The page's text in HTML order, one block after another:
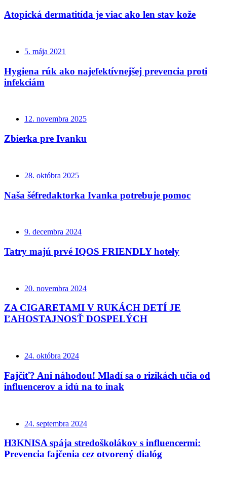
Atopická dermatitída je viac ako len stav kože
5. mája 2021
Hygiena rúk ako najefektívnejšej prevencia proti
infekciám
12. novembra 2025
Zbierka pre Ivanku
28. októbra 2025
Naša šéfredaktorka Ivanka potrebuje pomoc
9. decembra 2024
Tatry majú prvé IQOS FRIENDLY hotely
20. novembra 2024
ZA CIGARETAMI V RUKÁCH DETÍ JE
ĽAHOSTAJNOSŤ DOSPELÝCH
24. októbra 2024
Fajčiť? Ani náhodou! Mladí sa o rizikách učia od
influencerov a idú na to inak
24. septembra 2024
H3KNISA spája stredoškolákov s influencermi:
Prevencia fajčenia cez otvorený dialóg